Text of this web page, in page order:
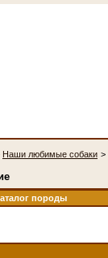
Наши любимые собаки >
породы